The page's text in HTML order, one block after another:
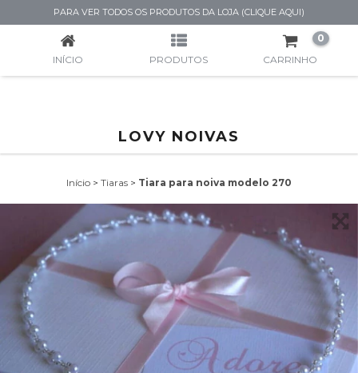
PARA VER TODOS OS PRODUTOS DA LOJA (CLIQUE AQUI)
TIARA PARA NOIVA MODELO 270
INÍCIO PRODUTOS CARRINHO
0
LOVY NOIVAS
Início > Tiaras > Tiara para noiva modelo 270